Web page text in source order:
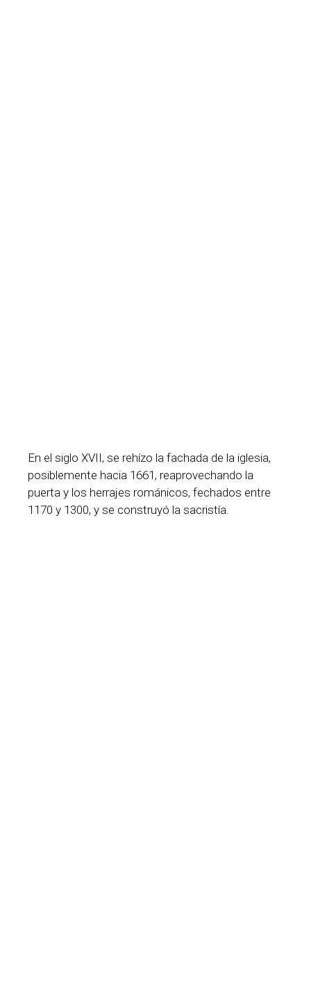
En el siglo XVII, se rehízo la fachada de la iglesia,
posiblemente hacia 1661, reaprovechando la
puerta y los herrajes románicos, fechados entre
1170 y 1300, y se construyó la sacristía.